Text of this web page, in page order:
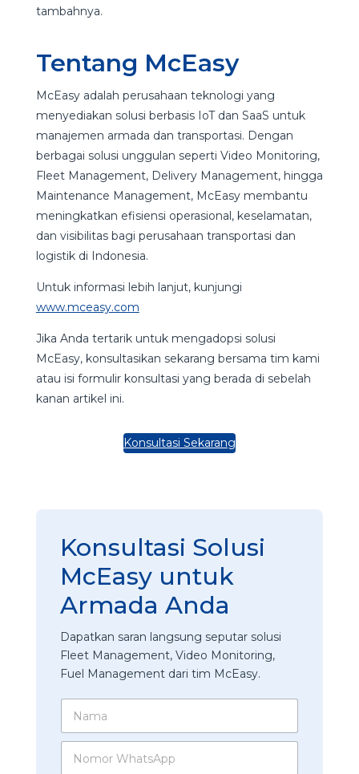
tambahnya.
Tentang McEasy
McEasy adalah perusahaan teknologi yang
menyediakan solusi berbasis IoT dan SaaS untuk
manajemen armada dan transportasi. Dengan
berbagai solusi unggulan seperti Video Monitoring,
Fleet Management, Delivery Management, hingga
Maintenance Management, McEasy membantu
meningkatkan efisiensi operasional, keselamatan,
dan visibilitas bagi perusahaan transportasi dan
logistik di Indonesia.
Untuk informasi lebih lanjut, kunjungi
www.mceasy.com
Jika Anda tertarik untuk mengadopsi solusi
McEasy, konsultasikan sekarang bersama tim kami
atau isi formulir konsultasi yang berada di sebelah
kanan artikel ini.
Konsultasi Sekarang
Konsultasi Solusi
McEasy untuk
Armada Anda
Dapatkan saran langsung seputar solusi
Fleet Management, Video Monitoring,
Fuel Management dari tim McEasy.
m